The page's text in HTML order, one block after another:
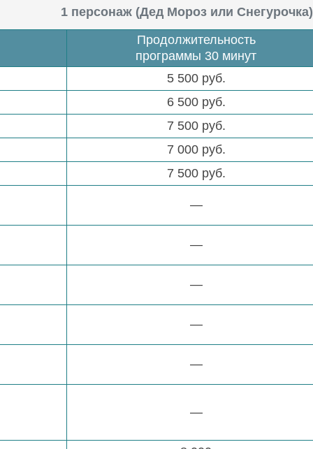
1 персонаж (Дед Мороз или Снегурочка)
Продолжительность
программы 30 минут
5 500 руб.
6 500 руб.
7 500 руб.
7 000 руб.
7 500 руб.
—
—
—
—
—
—